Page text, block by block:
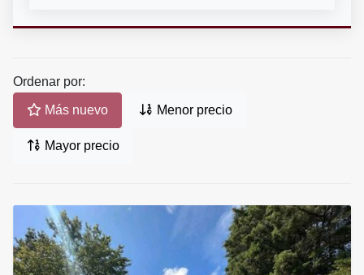
Ordenar por:
Más nuevo Menor precio
Mayor precio